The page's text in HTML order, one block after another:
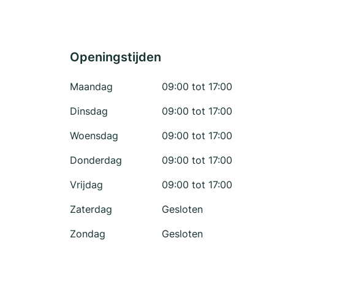
Openingstijden
Maandag
09:00 tot 17:00
Dinsdag
09:00 tot 17:00
Woensdag
09:00 tot 17:00
Donderdag
09:00 tot 17:00
Vrijdag
09:00 tot 17:00
Zaterdag
Gesloten
Zondag
Gesloten